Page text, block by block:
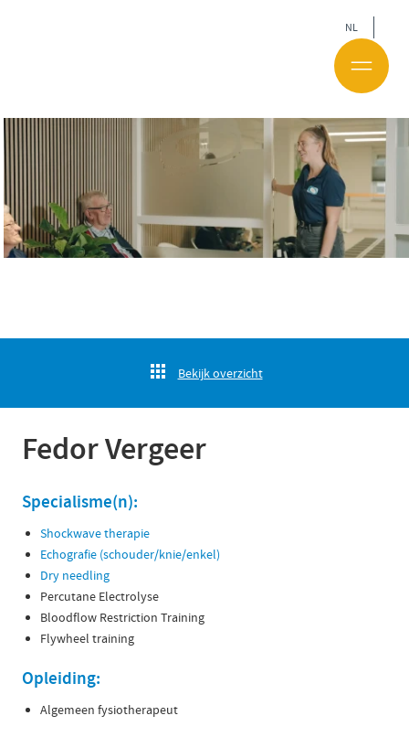
NL
Bekijk overzicht
Fedor Vergeer
Specialisme(n):
Shockwave therapie
Echografie (schouder/knie/enkel)
Dry needling
Percutane Electrolyse
Bloodflow Restriction Training
Flywheel training
Opleiding:
Algemeen fysiotherapeut